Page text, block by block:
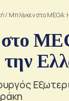
/ Μπλίνκεν στο MEGA:
την